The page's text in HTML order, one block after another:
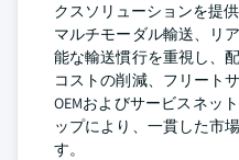
クスソリューションを提
マルチモーダル輸送、リ
能な輸送慣行を重視し、
コストの削減、フリート
OEMおよびサービスネッ
ップにより、一貫した市
す。